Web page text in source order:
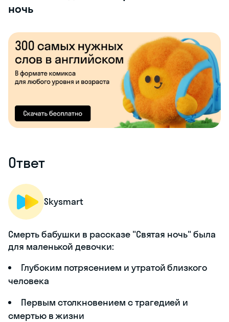
ночь
Ответ
Skysmart
Смерть бабушки в рассказе "Святая ночь" была
для маленькой девочки:
Глубоким потрясением и утратой близкого
человека
Первым столкновением с трагедией и
смертью в жизни